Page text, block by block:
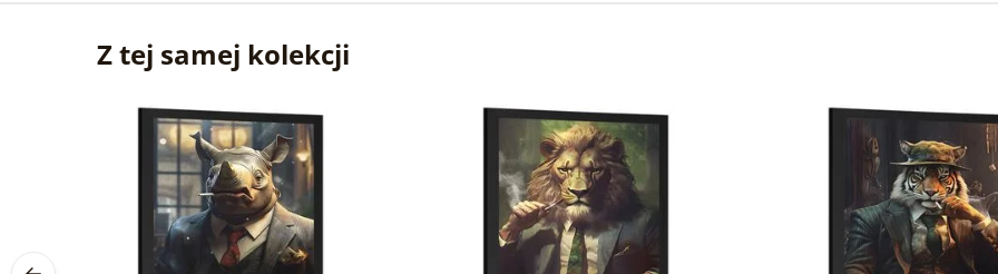
Z tej samej kolekcji